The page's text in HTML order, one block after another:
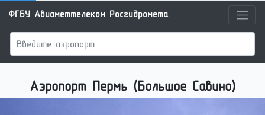
ФГБУ Авиаметтелеком Росгидромета
Аэропорт Пермь (Большое Савино)